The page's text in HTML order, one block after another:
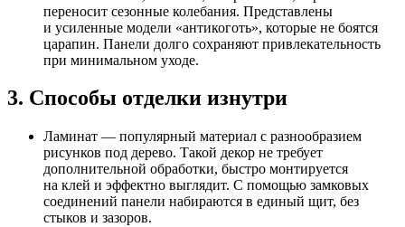
переносит сезонные колебания. Представлены
и усиленные модели «антикоготь», которые не боятся
царапин. Панели долго сохраняют привлекательность
при минимальном уходе.
3. Способы отделки изнутри
Ламинат — популярный материал с разнообразием
рисунков под дерево. Такой декор не требует
дополнительной обработки, быстро монтируется
на клей и эффектно выглядит. С помощью замковых
соединений панели набираются в единый щит, без
стыков и зазоров.